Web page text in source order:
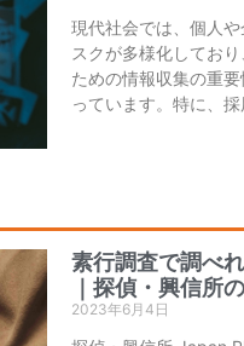
現代社会では、個人
スクが多様化してお
ための情報収集の重
っています。特に、
素行調査で調べ
｜探偵・興信所
2023年6月4日